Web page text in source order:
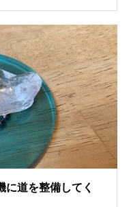
道を整備してく